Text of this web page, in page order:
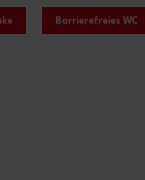
Barrierefreies WC